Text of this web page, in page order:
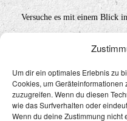
Um dir ein optimales Erlebnis zu
Cookies, um
zuzugreifen. Wenn du diesen
wie das Surfverhalten oder
Wenn du deine Zustimmung nicht
Versuche es mit einem Blick